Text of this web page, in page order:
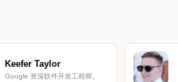
Keefer Taylor
Google 资深软件开发工程师。